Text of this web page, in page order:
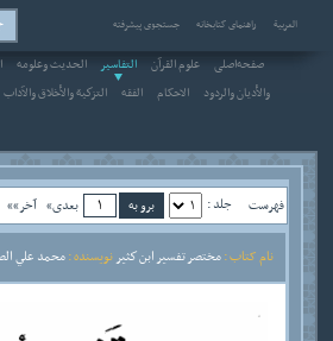
العربیة راهنمای کتابخانه جستجوی پیشرفته
صفحه‌اصلی علوم القرآن التفاسير الحديث وعلومه
والأديان والردود
الاحکام الفقه التزكية والأخلاق والآداب
فهرست جلد : بعدی» آخر»»
نام کتاب :مختصر تفسير ابن كثيرنویسنده :محمد علي